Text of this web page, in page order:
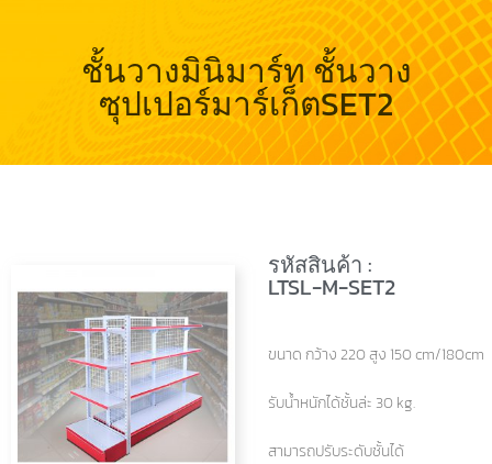
ชั้นวางมินิมาร์ท ชั้นวาง
ซุปเปอร์มาร์เก็ตSET2
รหัสสินค้า :
LTSL-M-SET2
ขนาด กว้าง 220 สูง 150 cm/180cm
รับน้ำหนักได้ชั้นล่ะ 30 kg.
สามารถปรับระดับชั้นได้